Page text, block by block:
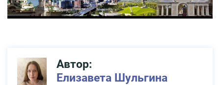
Автор:
Елизавета Шульгина